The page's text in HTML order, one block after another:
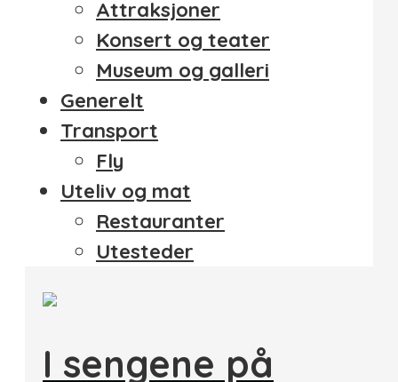
Attraksjoner
Konsert og teater
Museum og galleri
Generelt
Transport
Fly
Uteliv og mat
Restauranter
Utesteder
I sengene på